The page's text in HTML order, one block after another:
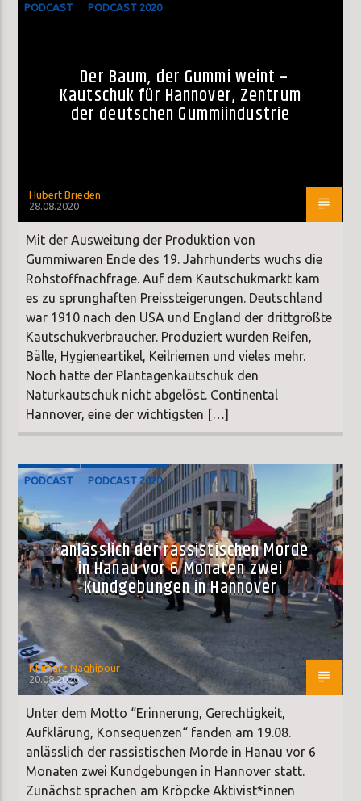
PODCAST PODCAST 2020
Der Baum, der Gummi weint –
Kautschuk für Hannover, Zentrum
der deutschen Gummiindustrie
Hubert Brieden
28.08.2020
Mit der Ausweitung der Produktion von
Gummiwaren Ende des 19. Jahrhunderts wuchs die
Rohstoffnachfrage. Auf dem Kautschukmarkt kam
es zu sprunghaften Preissteigerungen. Deutschland
war 1910 nach den USA und England der drittgrößte
Kautschukverbraucher. Produziert wurden Reifen,
Bälle, Hygieneartikel, Keilriemen und vieles mehr.
Noch hatte der Plantagenkautschuk den
Naturkautschuk nicht abgelöst. Continental
Hannover, eine der wichtigsten […]
PODCAST PODCAST 2020
anlässlich der rassistischen Morde
in Hanau vor 6 Monaten zwei
Kundgebungen in Hannover
Kiumarz Naghipour
20.08.2020
Unter dem Motto “Erinnerung, Gerechtigkeit,
Aufklärung, Konsequenzen“ fanden am 19.08.
anlässlich der rassistischen Morde in Hanau vor 6
Monaten zwei Kundgebungen in Hannover statt.
Zunächst sprachen am Kröpcke Aktivist*innen